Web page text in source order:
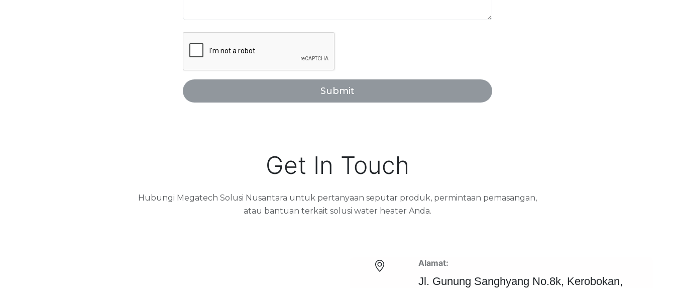
Submit
Get In Touch
Hubungi Megatech Solusi Nusantara untuk pertanyaan seputar produk, permintaan pemasangan,
atau bantuan terkait solusi water heater Anda.
Alamat:
Jl. Gunung Sanghyang No.8k, Kerobokan,